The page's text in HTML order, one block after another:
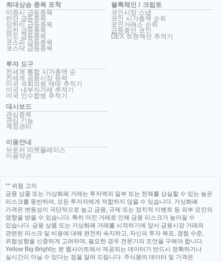
최대상승 종목 포착
미증시 급등종목
런던 급등종목
상하이 급등종목
심천 급등종목
인도 급등종목
코스피 급등종목
코스닥 급등종목
투자 도구
전세계 통합 시가총액 순
전세계 금융시장 등락
미국 국회의원 매매 추적기
미국 내부자거래 추적기
미국 인수합병 추적기
블록체인 / 크립토
코인시장 스냅
코인 시가총액 순위
코인거래소 순위
급등중인 코인
DEX 트랜잭션 추적기
대시보드
관심종목
관심 기능
계정관리
이용안내
브로커 마켓플레이스
이용약관
** 위험 고지
금융 상품 또는 가상화폐 거래는 투자액의 일부 또는 전체를 상실할 수 있는 높은
리스크를 동반하며, 모든 투자자에게 적합하지 않을 수 있습니다. 가상화폐
가격은 변동성이 극단적으로 높고 금융, 규제 또는 정치적 이벤트 등 외부 요인의
영향을 받을 수 있습니다. 특히 마진 거래로 인해 금융 리스크가 높아질 수
있습니다. 금융 상품 또는 가상화폐 거래를 시작하기에 앞서 금융시장 거래와
관련된 리스크 및 비용에 대해 완전히 숙지하고, 자신의 투자 목표, 경험 수준,
위험성향을 신중하게 고려하며, 필요한 경우 전문가의 조언을 구해야 합니다.
Yellow Big Bright는 본 웹사이트에서 제공되는 데이터가 반드시 정확하거나
실시간이 아닐 수 있다는 점을 알려 드립니다. 주식왕의 데이터 및 가격은